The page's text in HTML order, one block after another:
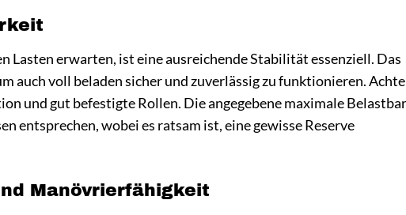
Lasten erwarten, ist eine ausreichende Stabilität essenziell. Das
auch voll beladen sicher und zuverlässig zu funktionieren.
und gut befestigte Rollen. Die angegebene maximale
entsprechen, wobei es ratsam ist, eine gewisse Reserve
Manövrierfähigkeit